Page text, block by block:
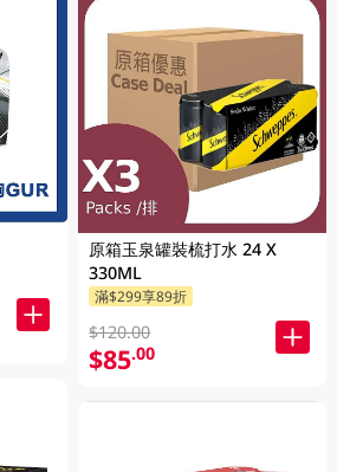
原箱玉泉罐裝梳打水 24 X
330ML
滿$299享89折
$120.00
$85.00